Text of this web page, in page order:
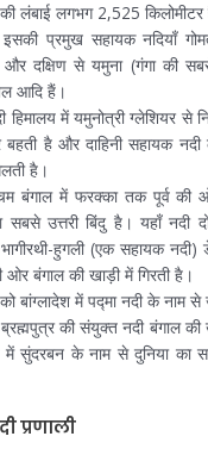
की लंबाई लगभग 2,525 किलोमीटर
प्रमुख सहायक नदियाँ
और दक्षिण से यमुना (गंगा की
आदि हैं।
हिमालय में यमुनोत्री ग्लेशियर से
बहती है और दाहिनी सहायक
है।
बंगाल में फरक्का तक पूर्व की
सबसे उत्तरी बिंदु है। यहाँ नदी
हुगली (एक सहायक नदी)
ओर बंगाल की खाड़ी में गिरती है।
बांग्लादेश में पद्मा नदी के नाम से
की संयुक्त नदी बंगाल
में सुंदरबन के नाम से दुनिया का
प्रणाली